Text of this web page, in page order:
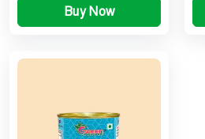
Buy Now